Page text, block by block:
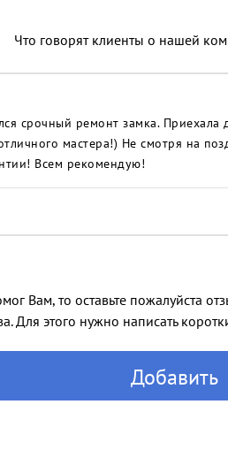
Что говорят клиенты о нашей
срочный ремонт замка.
мастера!) Не смотря на
Всем рекомендую!
Вам, то оставьте пожалуйста
Для этого нужно написать
Добавить